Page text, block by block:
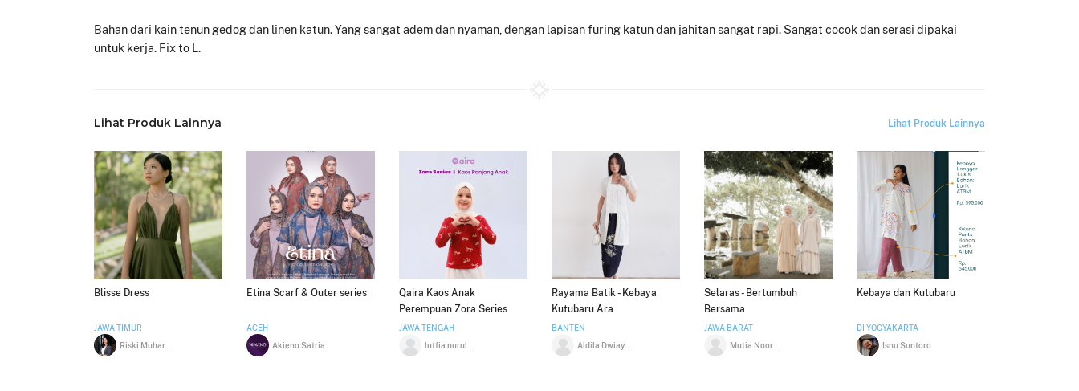
Bahan dari kain tenun gedog dan linen katun. Yang sangat adem dan nyaman, dengan lapisan furing katun dan jahitan sangat rapi. Sangat cocok dan serasi dipakai
untuk kerja. Fix to L.
Lihat Produk Lainnya Lihat Produk Lainnya
Blisse Dress
JAWA TIMUR
Etina Scarf & Outer series
ACEH
Akieno Satria
Qaira Kaos Anak
Perempuan Zora Series
JAWA TENGAH
Rayama Batik - Kebaya
Kutubaru Ara
BANTEN
Selaras - Bertumbuh
Bersama
JAWA BARAT
Kebaya dan Kutubaru
DI YOGYAKARTA
Isnu Suntoro